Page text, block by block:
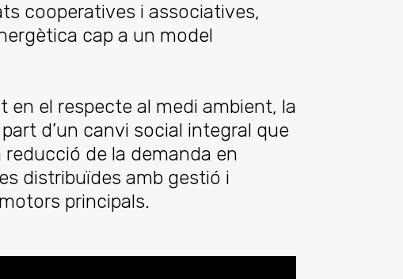
cooperatives i associatives,
cap a un model
el respecte al medi ambient, la
d’un canvi social integral que
de la demanda en
distribuïdes amb gestió i
principals.